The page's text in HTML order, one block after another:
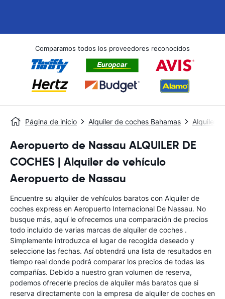
Comparamos todos los proveedores reconocidos
Página de inicio Alquiler de coches Bahamas Alquiler
Aeropuerto de Nassau ALQUILER DE
COCHES | Alquiler de vehículo
Aeropuerto de Nassau
Encuentre su alquiler de vehículos baratos con Alquiler de
coches express en Aeropuerto Internacional De Nassau. No
busque más, aquí le ofrecemos una comparación de precios
todo incluido de varias marcas de alquiler de coches .
Simplemente introduzca el lugar de recogida deseado y
seleccione las fechas. Así obtendrá una lista de resultados en
tiempo real donde podrá comparar los precios de todas las
compañías. Debido a nuestro gran volumen de reserva,
podemos ofrecerle precios de alquiler más baratos que si
reserva directamente con la empresa de alquiler de coches en